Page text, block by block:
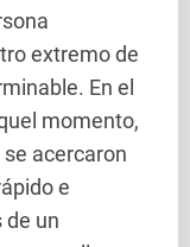
extremo de
En el
momento,
acercaron
e
de un